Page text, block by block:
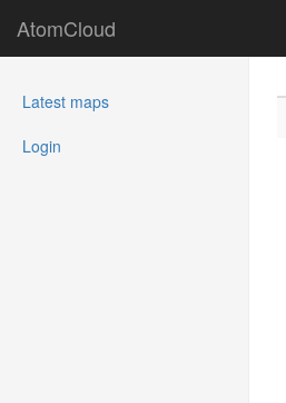
AtomCloud
Latest maps(current)
Login